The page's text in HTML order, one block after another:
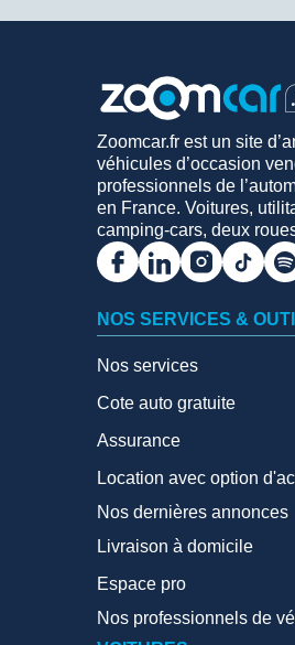
Zoomcar.fr est un site
véhicules d’occasion
professionnels de
en France. Voitures,
camping-cars, deux
NOS SERVICES &
Nos services
Cote auto gratuite
Assurance
Location avec option
Nos dernières annonces
Livraison à domicile
Espace pro
Nos professionnels de